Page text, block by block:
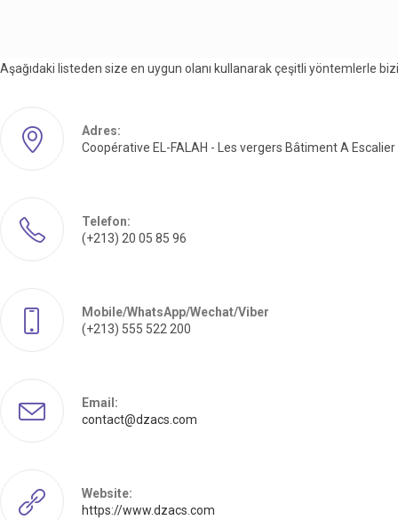
Aşağıdaki listeden size en uygun olanı kullanarak çeşitli yöntemlerle
Adres:
Coopérative EL-FALAH - Les vergers Bâtiment A
Telefon:
(+213) 20 05 85 96
Mobile/WhatsApp/Wechat/Viber
(+213) 555 522 200
Email:
contact@dzacs.com
Website:
https://www.dzacs.com